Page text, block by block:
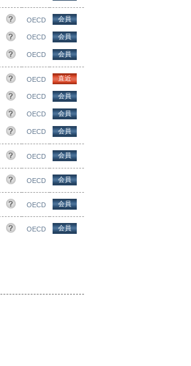
OECD 会員
OECD 会員
OECD 会員
OECD 直近
OECD 会員
OECD 会員
OECD 会員
OECD 会員
OECD 会員
OECD 会員
OECD 会員